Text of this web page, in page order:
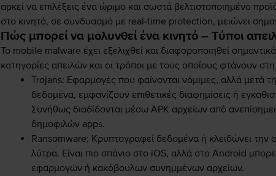
αρκεί να επιλέξεις ένα ώριμο και σωστά βελτιστοποιημένο
στο κινητό, σε συνδυασμό με real-time protection, μειώνει
Πώς μπορεί να μολυνθεί ένα κινητό – Τύποι
Το mobile malware έχει εξελιχθεί και διαφοροποιηθεί
κατηγορίες απειλών και οι τρόποι με τους οποίους φτάνουν
Trojans: Εφαρμογές που φαίνονται νόμιμες, αλλά μετά
δεδομένα, εμφανίζουν επιθετικές διαφημίσεις ή
Συνήθως διαδίδονται μέσω APK αρχείων από
δημοφιλών apps.
Ransomware: Κρυπτογραφεί δεδομένα ή κλειδώνει την
λύτρα. Είναι πιο σπάνιο στο iOS, αλλά στο Android
εφαρμογών ή κακόβουλων συνημμένων αρχείων.